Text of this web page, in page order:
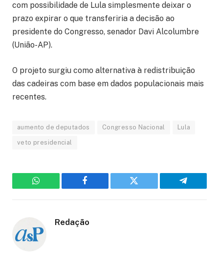
com possibilidade de Lula simplesmente deixar o
prazo expirar o que transferiria a decisão ao
presidente do Congresso, senador Davi Alcolumbre
(União-AP).
O projeto surgiu como alternativa à redistribuição
das cadeiras com base em dados populacionais mais
recentes.
aumento de deputados Congresso Nacional Lula
veto presidencial
WhatsApp Facebook Twitter Telegram
Redação